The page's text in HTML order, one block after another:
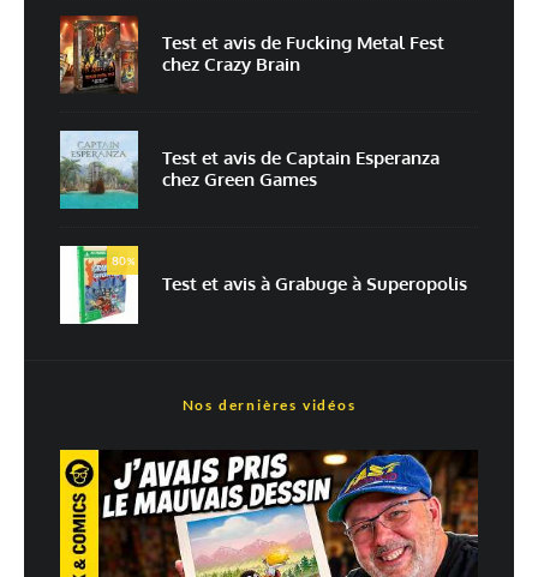
Prévenez-moi de tous les nouveaux commentaires par e-mail.
Prévenez-moi de tous les nouveaux articles par e-mail.
traitées
Test et avis de Fucking Metal Fest
chez Crazy Brain
Test et avis de Captain Esperanza
chez Green Games
80%
Test et avis à Grabuge à Superopolis
Nos dernières vidéos